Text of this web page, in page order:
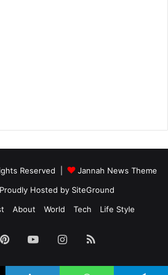
Reserved |
Jannah News Theme
Proudly Hosted by SiteGround
About World Tech Life Style
PinterestYouTubeInstagram